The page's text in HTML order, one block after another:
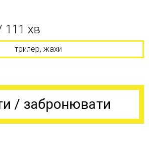
хв
трилер, жахи
/ забронювати